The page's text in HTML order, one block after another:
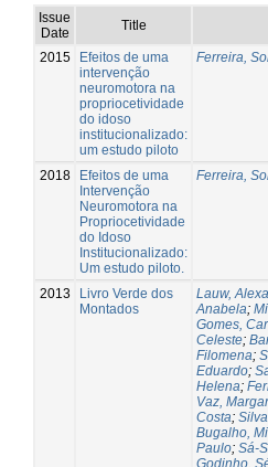
Issue
Date
Title
2015
Efeitos de uma
intervenção
neuromotora na
propriocetividade
do idoso
institucionalizado:
um estudo piloto
Ferreira,
2018
Efeitos de uma
Intervenção
Neuromotora na
Propriocetividade
do Idoso
Institucionalizado:
Um estudo piloto.
Ferreira,
2013
Livro Verde dos
Montados
Lauw,
Anabela;
Gomes,
Celeste;
Filomena;
Eduardo;
Helena;
Vaz,
Costa;
Bugalho,
Paulo; Sá-
Godinho,